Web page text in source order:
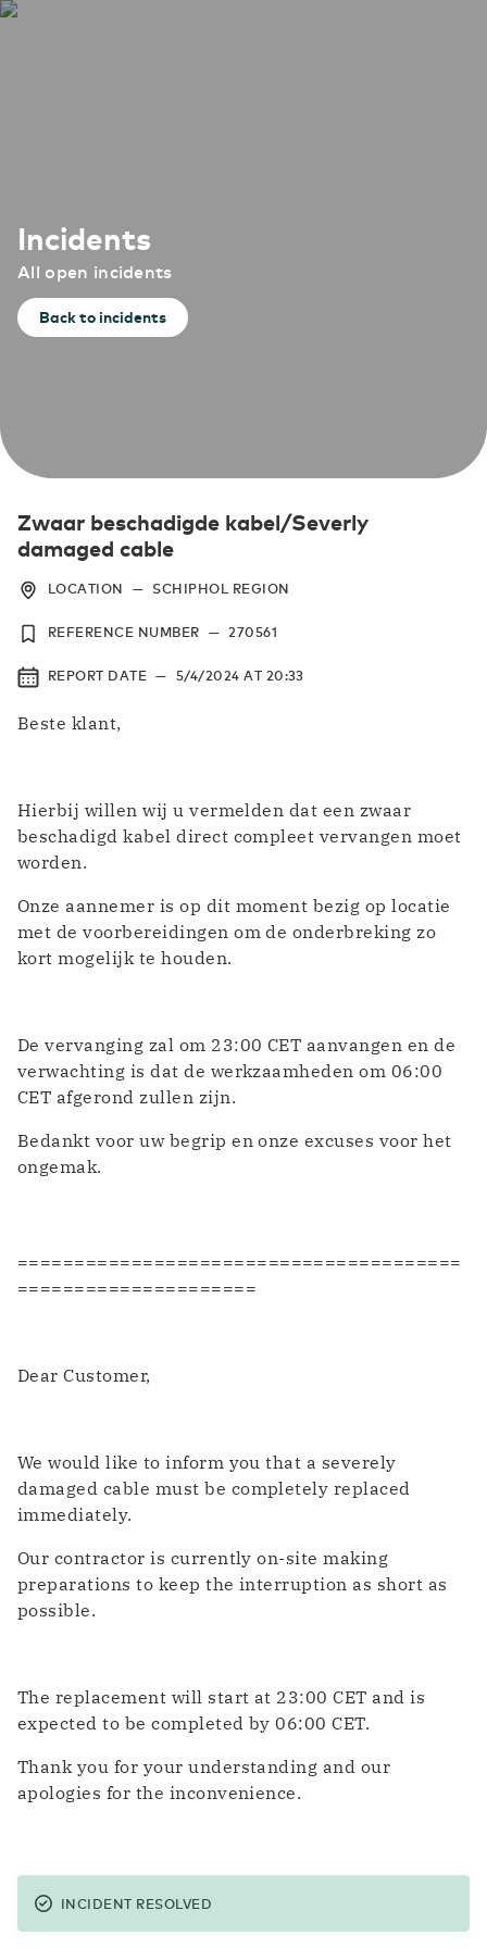
Incidents
All open incidents
Back to incidents
Zwaar beschadigde kabel/Severly
damaged cable
LOCATION — SCHIPHOL REGION
REFERENCE NUMBER — 270561
REPORT DATE — 5/4/2024 AT 20:33
Beste klant,
Hierbij willen wij u vermelden dat een zwaar
beschadigd kabel direct compleet vervangen moet
worden.
Onze aannemer is op dit moment bezig op locatie
met de voorbereidingen om de onderbreking zo
kort mogelijk te houden.
De vervanging zal om 23:00 CET aanvangen en de
verwachting is dat de werkzaamheden om 06:00
CET afgerond zullen zijn.
Bedankt voor uw begrip en onze excuses voor het
ongemak.
=======================================
=====================
Dear Customer,
We would like to inform you that a severely
damaged cable must be completely replaced
immediately.
Our contractor is currently on-site making
preparations to keep the interruption as short as
possible.
The replacement will start at 23:00 CET and is
expected to be completed by 06:00 CET.
Thank you for your understanding and our
apologies for the inconvenience.
INCIDENT RESOLVED